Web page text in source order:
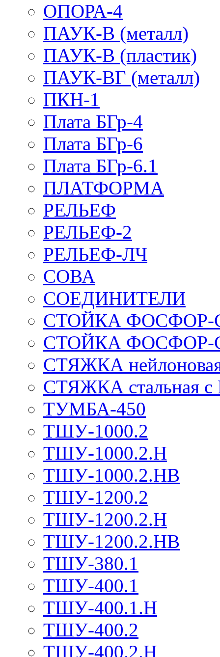
ОПОРА-4
ПАУК-В (металл)
ПАУК-В (пластик)
ПАУК-ВГ (металл)
ПКН-1
Плата БГр-4
Плата БГр-6
Плата БГр-6.1
ПЛАТФОРМА
РЕЛЬЕФ
РЕЛЬЕФ-2
РЕЛЬЕФ-ЛЧ
СОВА
СОЕДИНИТЕЛИ
СТОЙКА ФОСФОР-
СТОЙКА ФОСФОР-
СТЯЖКА нейлоновая
СТЯЖКА стальная
ТУМБА-450
ТШУ-1000.2
ТШУ-1000.2.Н
ТШУ-1000.2.НВ
ТШУ-1200.2
ТШУ-1200.2.Н
ТШУ-1200.2.НВ
ТШУ-380.1
ТШУ-400.1
ТШУ-400.1.Н
ТШУ-400.2
ТШУ-400.2.Н